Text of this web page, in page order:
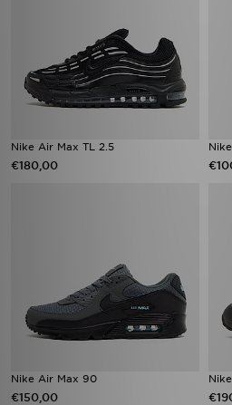
Nike Air Max TL 2.5
€180,00
Nike Air Max 90
€150,00